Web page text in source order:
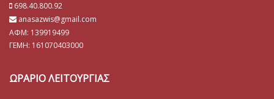
698.40.800.92
anasazwis@gmail.com
ΑΦΜ: 139919499
ΓΕΜΗ: 161070403000
ΩΡΑΡΙΟ ΛΕΙΤΟΥΡΓΙΑΣ